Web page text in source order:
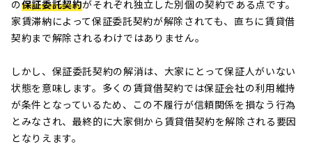
の保証委託契約がそれぞれ独立した別個の契約である点です。
家賃滞納によって保証委託契約が解除されても、直ちに賃貸借
契約まで解除されるわけではありません。
しかし、保証委託契約の解消は、大家にとって保証人がいない
状態を意味します。多くの賃貸借契約では保証会社の利用維持
が条件となっているため、この不履行が信頼関係を損なう行為
とみなされ、最終的に大家側から賃貸借契約を解除される要因
となりえます。